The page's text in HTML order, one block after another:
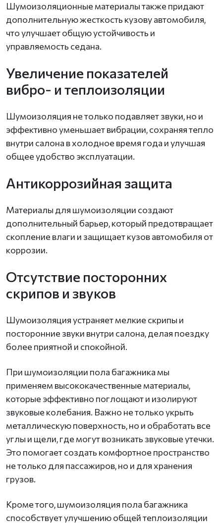
Шумоизоляционные материалы также придают
дополнительную жесткость кузову автомобиля,
что улучшает общую устойчивость и
управляемость седана.
Увеличение показателей
вибро- и теплоизоляции
Шумоизоляция не только подавляет звуки, но и
эффективно уменьшает вибрации, сохраняя тепло
внутри салона в холодное время года и улучшая
общее удобство эксплуатации.
Антикоррозийная защита
Материалы для шумоизоляции создают
дополнительный барьер, который предотвращает
скопление влаги и защищает кузов автомобиля от
коррозии.
Отсутствие посторонних
скрипов и звуков
Шумоизоляция устраняет мелкие скрипы и
посторонние звуки внутри салона, делая поездку
более приятной и спокойной.
При шумоизоляции пола багажника мы
применяем высококачественные материалы,
которые эффективно поглощают и изолируют
звуковые колебания. Важно не только укрыть
металлическую поверхность, но и обработать все
углы и щели, где могут возникать звуковые утечки.
Это помогает создать комфортное пространство
не только для пассажиров, но и для хранения
грузов.
Кроме того, шумоизоляция пола багажника
способствует улучшению общей теплоизоляции